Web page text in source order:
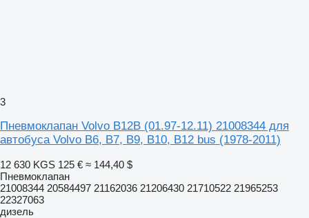
3
Пневмоклапан Volvo B12B (01.97-12.11) 21008344 для
автобуса Volvo B6, B7, B9, B10, B12 bus (1978-2011)
12 630 KGS 125 € ≈ 144,40 $
Пневмоклапан
21008344 20584497 21162036 21206430 21710522 21965253
22327063
дизель